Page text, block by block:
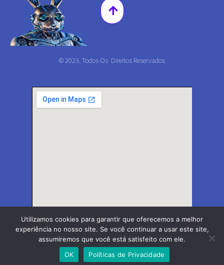
© 2023. Todos Os Direitos Reservados
Utilizamos cookies para garantir que oferecemos a melhor
experiência no nosso site. Se você continuar a usar este site,
assumiremos que você está satisfeito com ele.
OK
Políticas de Privacidade